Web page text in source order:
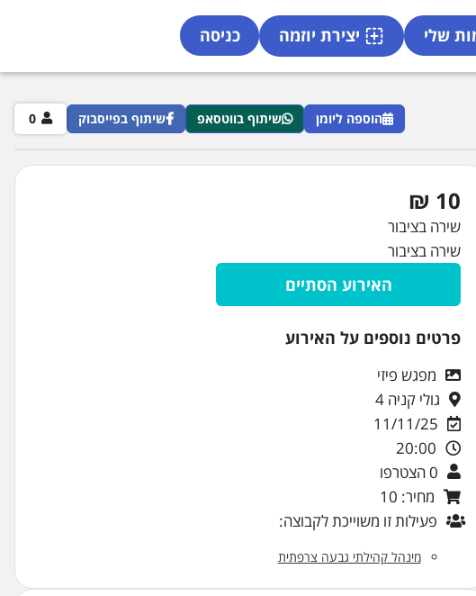
כניסה יצירת יוזמה שלי
הוספה ליומן שיתוף בווטסאפ שיתוף בפייסבוק 0
10 ₪
שירה בציבור
שירה בציבור
האירוע הסתיים
פרטים נוספים על האירוע
מפגש פיזי
גולי קניה 4
11/11/25
20:00
0 הצטרפו
מחיר: 10
פעילות זו משוייכת לקבוצה:
מינהל קהילתי גבעה צרפתית